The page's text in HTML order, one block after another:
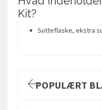
Kit?
Sutteflaske, ekstra
POPULÆRT